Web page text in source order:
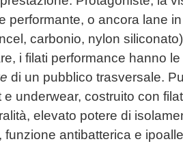
performante, o ancora lane
carbonio, nylon
i filati performance hanno
di un pubblico trasversale.
underwear, costruito con
elevato potere di
funzione antibatterica e